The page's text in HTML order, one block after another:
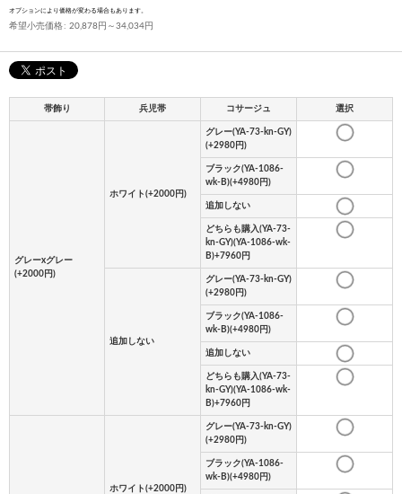
オプションにより価格が変わる場合もあります。
希望小売価格: 20,878 円 ～34,034 円
帯飾り 兵児帯 コサージュ 選択
グレーxグレー
(+2000円)
ホワイト(+2000円)
グレー(YA-73-kn-GY)
(+2980円)
ブラック(YA-1086-
wk-B)(+4980円)
追加しない
どちらも購入(YA-73-
kn-GY)(YA-1086-wk-
B)+7960円
追加しない
グレー(YA-73-kn-GY)
(+2980円)
ブラック(YA-1086-
wk-B)(+4980円)
追加しない
どちらも購入(YA-73-
kn-GY)(YA-1086-wk-
B)+7960円
ホワイト(+2000円)
グレー(YA-73-kn-GY)
(+2980円)
ブラック(YA-1086-
wk-B)(+4980円)